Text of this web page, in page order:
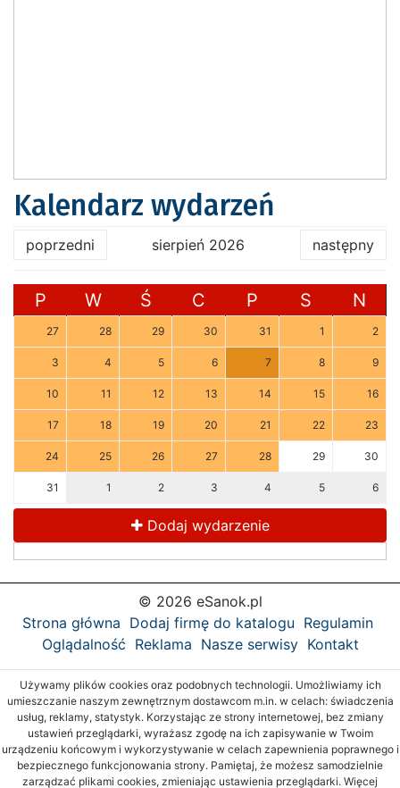
Kalendarz wydarzeń
poprzedni sierpień 2026 następny
P W Ś C P S N
27 28 29 30 31 1 2
3 4 5 6 7 8 9
10 11 12 13 14 15 16
17 18 19 20 21 22 23
24 25 26 27 28 29 30
31 1 2 3 4 5 6
Dodaj wydarzenie
© 2026 eSanok.pl
Strona główna Dodaj firmę do katalogu Regulamin
Oglądalność Reklama Nasze serwisy Kontakt
Używamy plików cookies oraz podobnych technologii. Umożliwiamy ich
umieszczanie naszym zewnętrznym dostawcom m.in. w celach: świadczenia
usług, reklamy, statystyk. Korzystając ze strony internetowej, bez zmiany
ustawień przeglądarki, wyrażasz zgodę na ich zapisywanie w Twoim
urządzeniu końcowym i wykorzystywanie w celach zapewnienia poprawnego i
bezpiecznego funkcjonowania strony. Pamiętaj, że możesz samodzielnie
zarządzać plikami cookies, zmieniając ustawienia przeglądarki. Więcej